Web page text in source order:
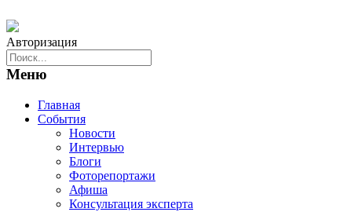
Авторизация
Меню
Главная
События
Новости
Интервью
Блоги
Фоторепортажи
Афиша
Консультация эксперта